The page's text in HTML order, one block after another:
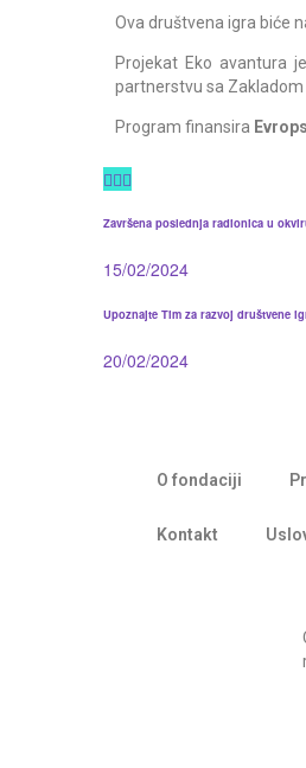
Ova društvena igra biće
Projekat Eko avantura
partnerstvu sa Zakladom
Program finansira
Završena poslednja radionica u
15/02/2024
Upoznajte Tim za razvoj društvene
20/02/2024
O fondaciji
Kontakt